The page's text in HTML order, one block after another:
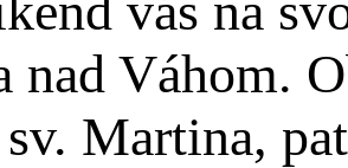
nad Váhom.
Martina,